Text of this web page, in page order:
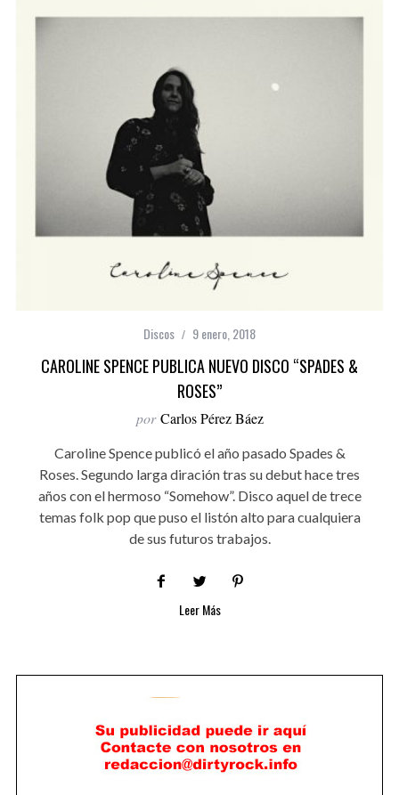
Discos 9 enero, 2018
CAROLINE SPENCE PUBLICA NUEVO DISCO “SPADES &
ROSES”
por Carlos Pérez Báez
Caroline Spence publicó el año pasado Spades &
Roses. Segundo larga diración tras su debut hace tres
años con el hermoso “Somehow”. Disco aquel de trece
temas folk pop que puso el listón alto para cualquiera
de sus futuros trabajos.
Leer Más